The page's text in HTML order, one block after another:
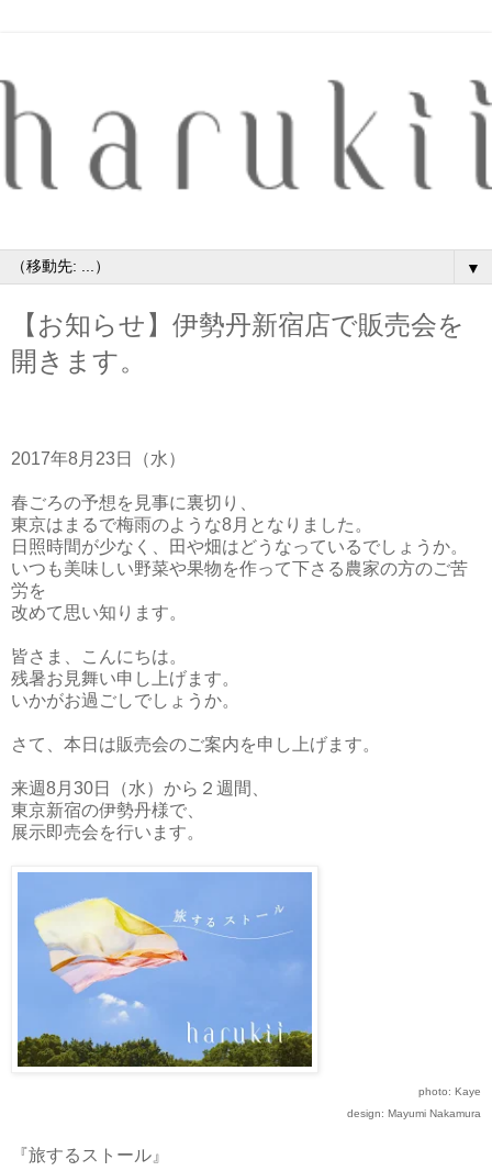
▼
【お知らせ】伊勢丹新宿店で販売会を
開きます。
2017年8月23日（水）
春ごろの予想を見事に裏切り、
東京はまるで梅雨のような8月となりました。
日照時間が少なく、田や畑はどうなっているでしょうか。
いつも美味しい野菜や果物を作って下さる農家の方のご苦
労を
改めて思い知ります。
皆さま、こんにちは。
残暑お見舞い申し上げます。
いかがお過ごしでしょうか。
さて、本日は販売会のご案内を申し上げます。
来週8月30日（水）から２週間、
東京新宿の伊勢丹様で、
展示即売会を行います。
photo: Kaye
design: Mayumi Nakamura
『旅するストール』